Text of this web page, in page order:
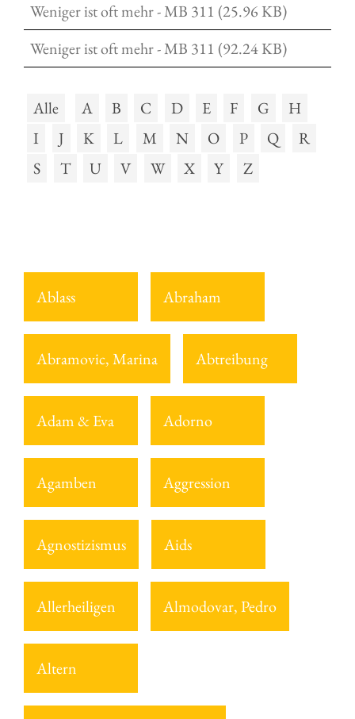
Weniger ist oft mehr - MB 311 (25.96 KB)
Weniger ist oft mehr - MB 311 (92.24 KB)
Alle A B C D E F G
H
I
J K L M N O P Q
R
S
T U V W X Y Z
Ablass Abraham
Abramovic, Marina Abtreibung
Adam & Eva Adorno
Agamben Aggression
Agnostizismus Aids
Allerheiligen Almodovar, Pedro
Altern